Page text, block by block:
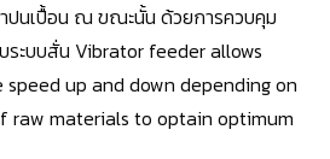
ปนเปื้อน ณ ขณะนั้น ด้วยการควบคุม
ะบบสั่น Vibrator feeder allows
up and down depending on
raw materials to optain optimum